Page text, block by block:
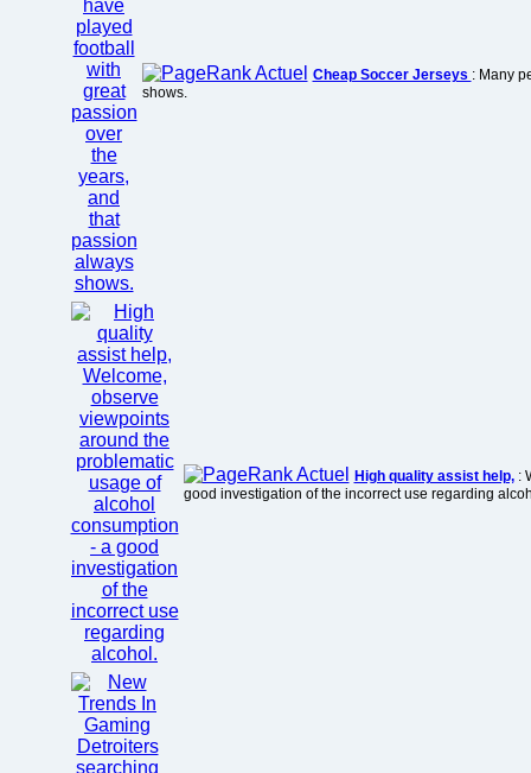
Cheap Soccer Jerseys : Many
shows.
High quality assist help,:
good investigation of the incorrect use regarding